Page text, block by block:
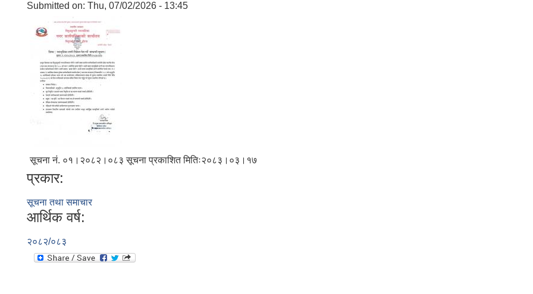
Submitted on: Thu, 07/02/2026 - 13:45
सूचना नं. ०१।२०८२।०८३ सूचना प्रकाशित मितिः२०८३।०३।१७
प्रकार:
सूचना तथा समाचार
आर्थिक वर्ष:
२०८२/०८३